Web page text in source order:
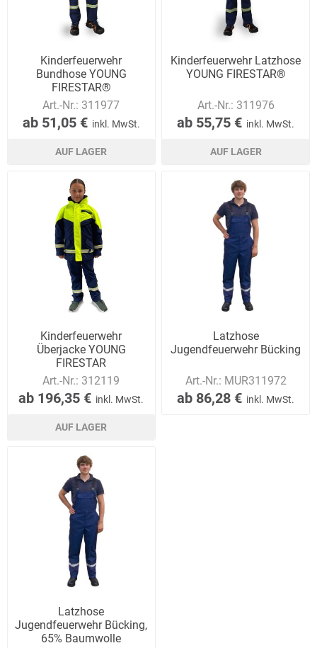
Kinderfeuerwehr
Bundhose YOUNG
FIRESTAR®
Art.-Nr.: 311977
ab 51,05 € inkl. MwSt.
AUF LAGER
Kinderfeuerwehr Latzhose
YOUNG FIRESTAR®
Art.-Nr.: 311976
ab 55,75 € inkl. MwSt.
AUF LAGER
Kinderfeuerwehr
Überjacke YOUNG
FIRESTAR
Art.-Nr.: 312119
ab 196,35 € inkl. MwSt.
AUF LAGER
Latzhose
Jugendfeuerwehr Bücking
Art.-Nr.: MUR311972
ab 86,28 € inkl. MwSt.
Latzhose
Jugendfeuerwehr Bücking,
65% Baumwolle